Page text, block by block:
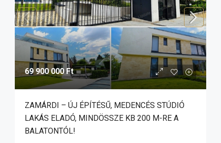
69 900 000 Ft
ZAMÁRDI – ÚJ ÉPÍTÉSŰ, MEDENCÉS STÚDIÓ
LAKÁS ELADÓ, MINDÖSSZE KB 200 M-RE A
BALATONTÓL!